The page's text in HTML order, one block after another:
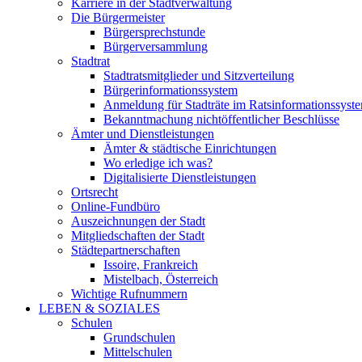
Karriere in der Stadtverwaltung
Die Bürgermeister
Bürgersprechstunde
Bürgerversammlung
Stadtrat
Stadtratsmitglieder und Sitzverteilung
Bürgerinformationssystem
Anmeldung für Stadträte im
Bekanntmachung nichtöffentlicher Beschlüsse
Ämter und Dienstleistungen
Ämter & städtische Einrichtungen
Wo erledige ich was?
Digitalisierte Dienstleistungen
Ortsrecht
Online-Fundbüro
Auszeichnungen der Stadt
Mitgliedschaften der Stadt
Städtepartnerschaften
Issoire, Frankreich
Mistelbach, Österreich
Wichtige Rufnummern
LEBEN & SOZIALES
Schulen
Grundschulen
Mittelschulen